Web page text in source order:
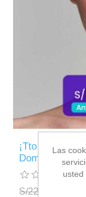
¡Tto Anti-
Domicilio)
S/220.00
Las
usted